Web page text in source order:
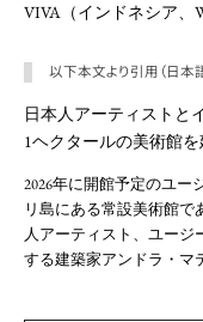
VIVA（インドネシア、
以下本文より引用（日本
日本人アーティストと
1ヘクタールの美術館を
2026年に開館予定のユ
リ島にある常設美術館で
人アーティスト、ユー
する建築家アンドラ・マ